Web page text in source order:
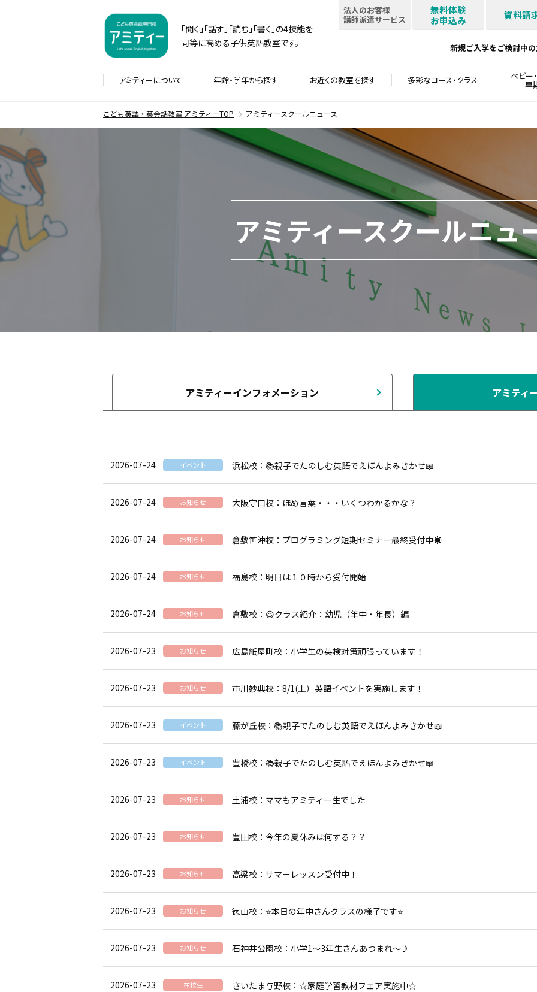
「聞く」「話す」「読む」「書く」の4技能を
同等に高める子供英語教室です。
法人のお客様
講師派遣サービス
無料体験
お申込み
資料請
新規ご入学をご検討中
アミティーについて 年齢・学年から探す お近くの教室を探す 多彩なコース・クラス ベビー
早
こども英語・英会話教室 アミティーTOP アミティースクールニュース
アミティースクールニュ
アミティーインフォメーション アミティ
2026-07-24 イベント 浜松校：📚親子でたのしむ英語でえほんよみきかせ📖
2026-07-24 お知らせ 大阪守口校：ほめ言葉・・・いくつわかるかな？
2026-07-24 お知らせ 倉敷笹沖校：プログラミング短期セミナー最終受付中☀
2026-07-24 お知らせ 福島校：明日は１０時から受付開始
2026-07-24 お知らせ 倉敷校：😃クラス紹介：幼児（年中・年長）編
2026-07-23 お知らせ 広島紙屋町校：小学生の英検対策頑張っています！
2026-07-23 お知らせ 市川妙典校：8/1(土）英語イベントを実施します！
2026-07-23 イベント 藤が丘校：📚親子でたのしむ英語でえほんよみきかせ📖
2026-07-23 イベント 豊橋校：📚親子でたのしむ英語でえほんよみきかせ📖
2026-07-23 お知らせ 土浦校：ママもアミティー生でした
2026-07-23 お知らせ 豊田校：今年の夏休みは何する？？
2026-07-23 お知らせ 高梁校：サマーレッスン受付中！
2026-07-23 お知らせ 徳山校：⭐本日の年中さんクラスの様子です⭐
2026-07-23 お知らせ 石神井公園校：小学1～3年生さんあつまれ～♪
2026-07-23 在校生 さいたま与野校：☆家庭学習教材フェア実施中☆